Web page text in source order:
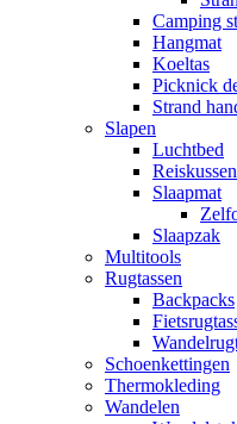
Camping
Hangmat
Koeltas
Picknick
Strand
Slapen
Luchtbed
Slaapmat
Slaapzak
Multitools
Rugtassen
Backpacks
Schoenkettingen
Thermokleding
Wandelen